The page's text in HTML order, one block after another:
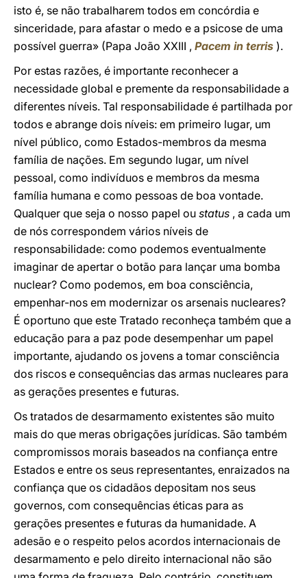
isto é, se não trabalharem todos em concórdia e
sinceridade, para afastar o medo e a psicose de uma
possível guerra» (Papa João XXIII , Pacem in terris ).
Por estas razões, é importante reconhecer a
necessidade global e premente da responsabilidade a
diferentes níveis. Tal responsabilidade é partilhada por
todos e abrange dois níveis: em primeiro lugar, um
nível público, como Estados-membros da mesma
família de nações. Em segundo lugar, um nível
pessoal, como indivíduos e membros da mesma
família humana e como pessoas de boa vontade.
Qualquer que seja o nosso papel ou status , a cada um
de nós correspondem vários níveis de
responsabilidade: como podemos eventualmente
imaginar de apertar o botão para lançar uma bomba
nuclear? Como podemos, em boa consciência,
empenhar-nos em modernizar os arsenais nucleares?
É oportuno que este Tratado reconheça também que a
educação para a paz pode desempenhar um papel
importante, ajudando os jovens a tomar consciência
dos riscos e consequências das armas nucleares para
as gerações presentes e futuras.
Os tratados de desarmamento existentes são muito
mais do que meras obrigações jurídicas. São também
compromissos morais baseados na confiança entre
Estados e entre os seus representantes, enraizados na
confiança que os cidadãos depositam nos seus
governos, com consequências éticas para as
gerações presentes e futuras da humanidade. A
adesão e o respeito pelos acordos internacionais de
desarmamento e pelo direito internacional não são